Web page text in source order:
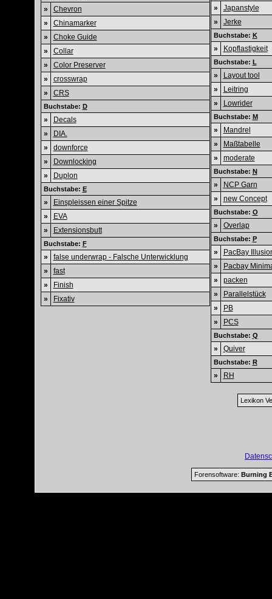
»
Chevron
»
Chinamarker
»
Choke Guide
»
Collar
»
Color Preserver
»
crosswrap
»
CRS
Buchstabe: D
»
Decals
»
DIA.
»
downforce
»
Downlocking
»
Duplon
Buchstabe: E
»
Einspleissen einer Spitze
»
EVA
»
Extensionsbutt
Buchstabe: F
»
false underwrap - Falsche Unterwicklung
»
fast
»
Finish
»
Fixativ
»
Japanstyle
»
Jerke
Buchstabe: K
» Kopflastigkeit
Buchstabe: L
»
Layout tool
»
Leitring
»
Lowrider
Buchstabe: M
»
Mandrel
»
Maßtabelle
»
moderate
Buchstabe: N
»
NCP Garn
»
new Concept
Buchstabe: O
» Overlap
Buchstabe: P
»
PacBay
»
Pacbay
»
packen
»
Parallelstück
»
PB
»
PCS
Buchstabe: Q
» Quiver
Buchstabe: R
» RH
Lexikon
Forensoftware: Burning